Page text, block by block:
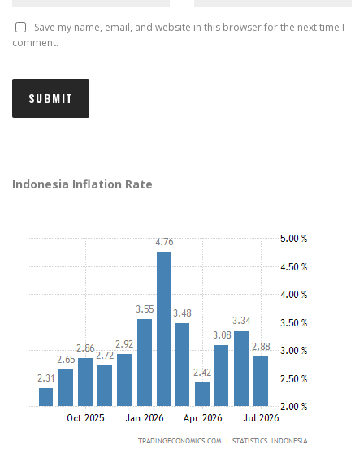
Save my name, email, and website in this browser for the next time I
comment.
Indonesia Inflation Rate